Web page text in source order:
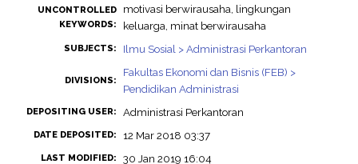
UNCONTROLLED
KEYWORDS:
motivasi berwirausaha, lingkungan
keluarga, minat berwirausaha
SUBJECTS: Ilmu Sosial > Administrasi Perkantoran
DIVISIONS:
Fakultas Ekonomi dan Bisnis (FEB) >
Pendidikan Administrasi
DEPOSITING USER: Administrasi Perkantoran
DATE DEPOSITED: 12 Mar 2018 03:37
LAST MODIFIED: 30 Jan 2019 16:04